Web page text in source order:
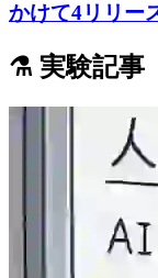
かけて4リリー
⚗️ 実験記事